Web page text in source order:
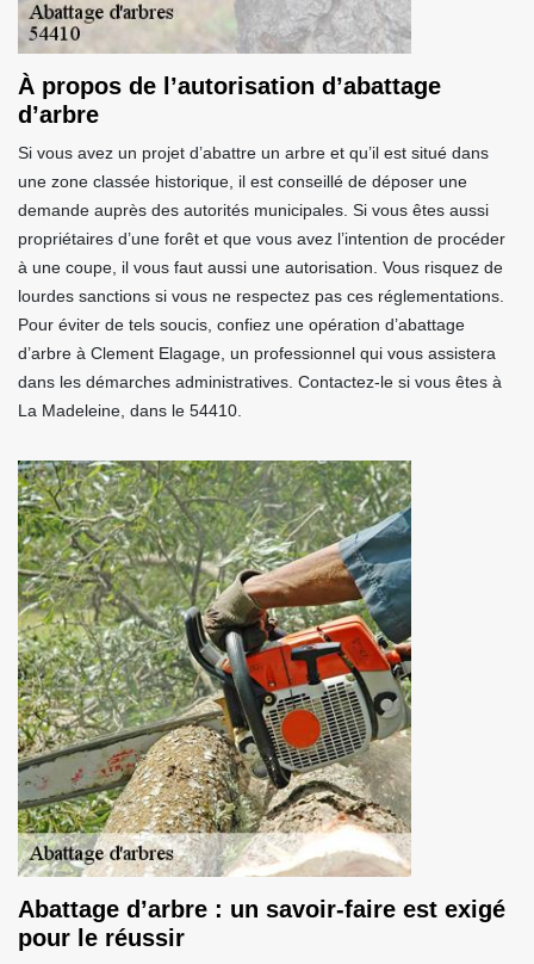
À propos de l’autorisation d’abattage
d’arbre
Si vous avez un projet d’abattre un arbre et qu’il est situé dans
une zone classée historique, il est conseillé de déposer une
demande auprès des autorités municipales. Si vous êtes aussi
propriétaires d’une forêt et que vous avez l’intention de procéder
à une coupe, il vous faut aussi une autorisation. Vous risquez de
lourdes sanctions si vous ne respectez pas ces réglementations.
Pour éviter de tels soucis, confiez une opération d’abattage
d’arbre à Clement Elagage, un professionnel qui vous assistera
dans les démarches administratives. Contactez-le si vous êtes à
La Madeleine, dans le 54410.
Abattage d’arbre : un savoir-faire est exigé
pour le réussir